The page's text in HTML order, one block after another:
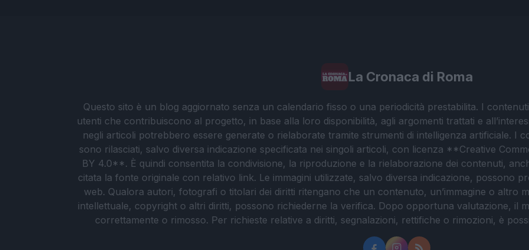
La Cronaca di Roma
Questo sito è un blog aggiornato senza un calendario fisso o una periodicità prestabilita. I
utenti che contribuiscono al progetto, in base alla loro disponibilità, agli argomenti trattati e
negli articoli potrebbero essere generate o rielaborate tramite strumenti di intelligenza artificiale. I
sono rilasciati, salvo diversa indicazione specificata nei singoli articoli, con licenza **Creative
BY 4.0**. È quindi consentita la condivisione, la riproduzione e la rielaborazione dei contenuti,
citata la fonte originale con relativo link. Le immagini utilizzate, salvo diversa indicazione, possono
web. Qualora autori, fotografi o titolari dei diritti ritengano che un contenuto, un’immagine o altro
intellettuale, copyright o altri diritti, possono richiederne la verifica. Dopo opportuna valutazione, il
correttamente o rimosso. Per richieste relative a diritti, segnalazioni, rettifiche o rimozioni, è